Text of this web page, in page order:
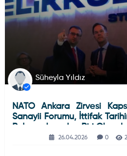
Süheyla Yıldız
NATO Ankara Zirvesi
Sanayii Forumu, İttifak
Buluşmalarından Biri Olacak
26.04.2026 0